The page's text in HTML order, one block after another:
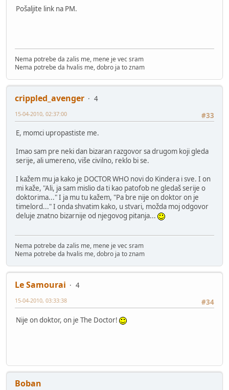
Pošaljite link na PM.
Nema potrebe da zalis me, mene je vec sram
Nema potrebe da hvalis me, dobro ja to znam
crippled_avenger
4
#33
15-04-2010, 02:37:00
E, momci upropastiste me.
Imao sam pre neki dan bizaran razgovor sa drugom koji gleda
serije, ali umereno, više civilno, reklo bi se.
I kažem mu ja kako je DOCTOR WHO novi do Kindera i sve. I on
mi kaže, "Ali, ja sam mislio da ti kao patofob ne gledaš serije o
doktorima..." I ja mu tu kažem, "Pa bre nije on doktor on je
timelord..." I onda shvatim kako, u stvari, možda moj odgovor
deluje znatno bizarnije od njegovog pitanja...
Nema potrebe da zalis me, mene je vec sram
Nema potrebe da hvalis me, dobro ja to znam
Le Samourai
4
#34
15-04-2010, 03:33:38
Nije on doktor, on je The Doctor!
Boban